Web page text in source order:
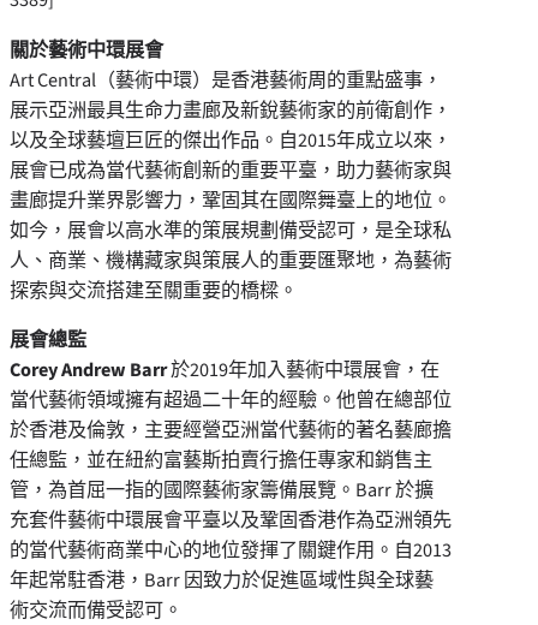
關於藝術中環展會
Art Central（藝術中環）是香港藝術周的重點盛事，
展示亞洲最具生命力畫廊及新銳藝術家的前衛創作，
以及全球藝壇巨匠的傑出作品。自2015年成立以來，
展會已成為當代藝術創新的重要平臺，助力藝術家與
畫廊提升業界影響力，鞏固其在國際舞臺上的地位。
如今，展會以高水準的策展規劃備受認可，是全球私
人、商業、機構藏家與策展人的重要匯聚地，為藝術
探索與交流搭建至關重要的橋樑。
展會總監
Corey Andrew Barr於2019年加入藝術中環展會，在
當代藝術領域擁有超過二十年的經驗。他曾在總部位
於香港及倫敦，主要經營亞洲當代藝術的著名藝廊擔
任總監，並在紐約富藝斯拍賣行擔任專家和銷售主
管，為首屈一指的國際藝術家籌備展覽。Barr 於擴
充套件藝術中環展會平臺以及鞏固香港作為亞洲領先
的當代藝術商業中心的地位發揮了關鍵作用。自2013
年起常駐香港，Barr 因致力於促進區域性與全球藝
術交流而備受認可。